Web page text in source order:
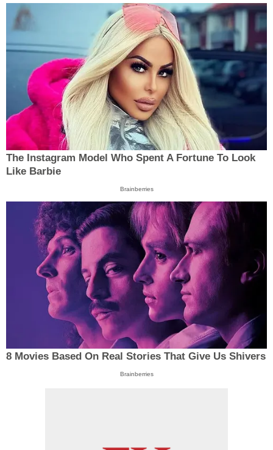
The Instagram Model Who Spent A Fortune To Look
Like Barbie
Brainberries
8 Movies Based On Real Stories That Give Us Shivers
Brainberries